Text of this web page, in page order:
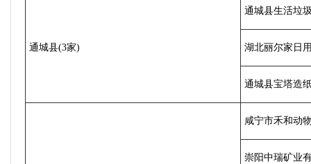
通城县(3家)
通城县生活垃
湖北丽尔家日
通城县宝塔造
咸宁市禾和动
崇阳中瑞矿业